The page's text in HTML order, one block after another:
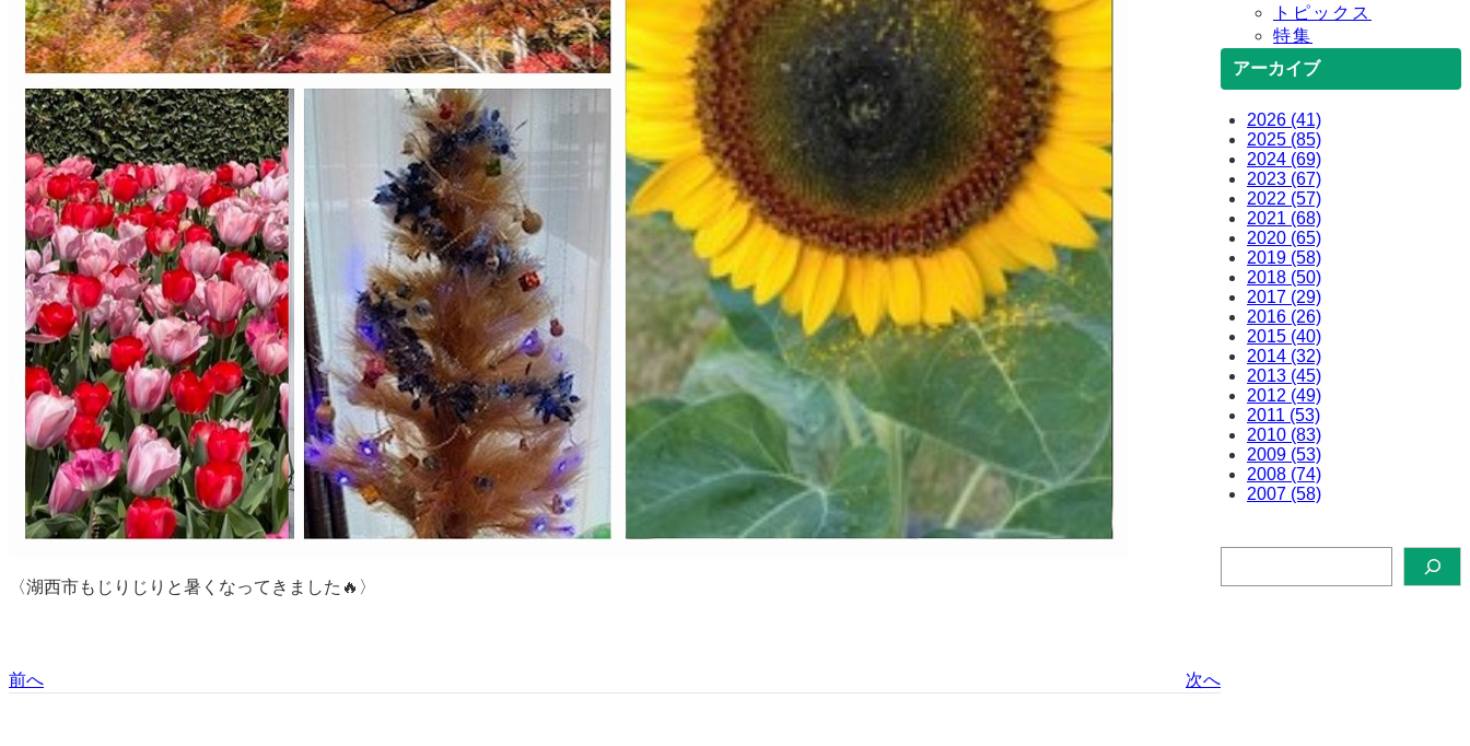
〈湖西市もじりじりと暑くなってきました🔥〉
前へ 次へ
トピックス
特集
アーカイブ
2026 (41)
2025 (85)
2024 (69)
2023 (67)
2022 (57)
2021 (68)
2020 (65)
2019 (58)
2018 (50)
2017 (29)
2016 (26)
2015 (40)
2014 (32)
2013 (45)
2012 (49)
2011 (53)
2010 (83)
2009 (53)
2008 (74)
2007 (58)